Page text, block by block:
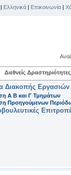
| Ελληνικά | Επικοινωνία |
Διεθνείς Δραστηριότητες
Διακοπής Εργασιών
Α Β και Γ Τμημάτων
Προηγούμενων